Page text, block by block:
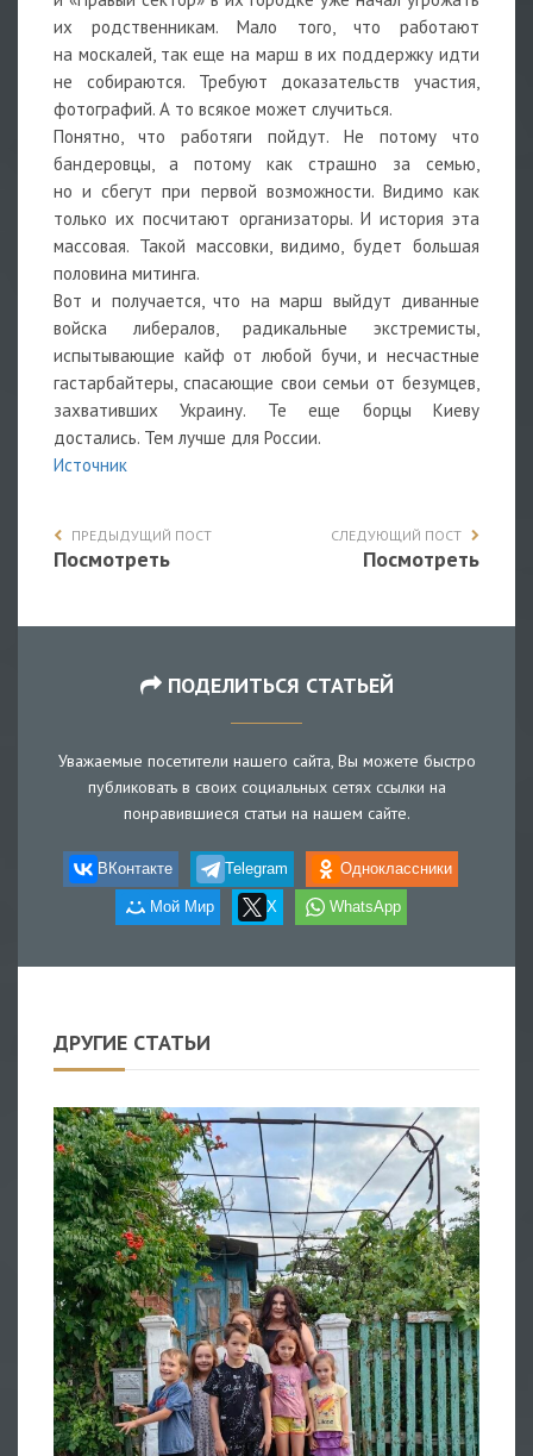
их родственникам. Мало того, что работают
на москалей, так еще на марш в их поддержку идти
не собираются. Требуют доказательств участия,
фотографий. А то всякое может случиться.
Понятно, что работяги пойдут. Не потому что
бандеровцы, а потому как страшно за семью,
но и сбегут при первой возможности. Видимо как
только их посчитают организаторы. И история эта
массовая. Такой массовки, видимо, будет большая
половина митинга.
Вот и получается, что на марш выйдут диванные
войска либералов, радикальные экстремисты,
испытывающие кайф от любой бучи, и несчастные
гастарбайтеры, спасающие свои семьи от безумцев,
захвативших Украину. Те еще борцы Киеву
достались. Тем лучше для России.
Источник
ПРЕДЫДУЩИЙ ПОСТ
Посмотреть
СЛЕДУЮЩИЙ ПОСТ
Посмотреть
ПОДЕЛИТЬСЯ СТАТЬЕЙ
Уважаемые посетители нашего сайта, Вы можете быстро
публиковать в своих социальных сетях ссылки на
понравившиеся статьи на нашем сайте.
ВКонтакте Telegram Одноклассники
Мой Мир X WhatsApp
ДРУГИЕ СТАТЬИ